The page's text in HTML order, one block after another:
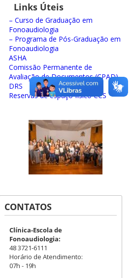
Links Úteis
– Curso de Graduação em
Fonoaudiologia
– Programa de Pós-Graduação em
Fonoaudiologia
ASHA
Comissão Permanente de
Avaliação de Documentos (CPAD)
DRS
Reservas de espaço físico CCS
CONTATOS
Clínica-Escola de
Fonoaudiologia:
48 3721-6111
Horário de Atendimento:
07h - 19h